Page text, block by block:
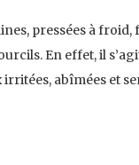
pressées à
En effet, il
irritées, abîmées et